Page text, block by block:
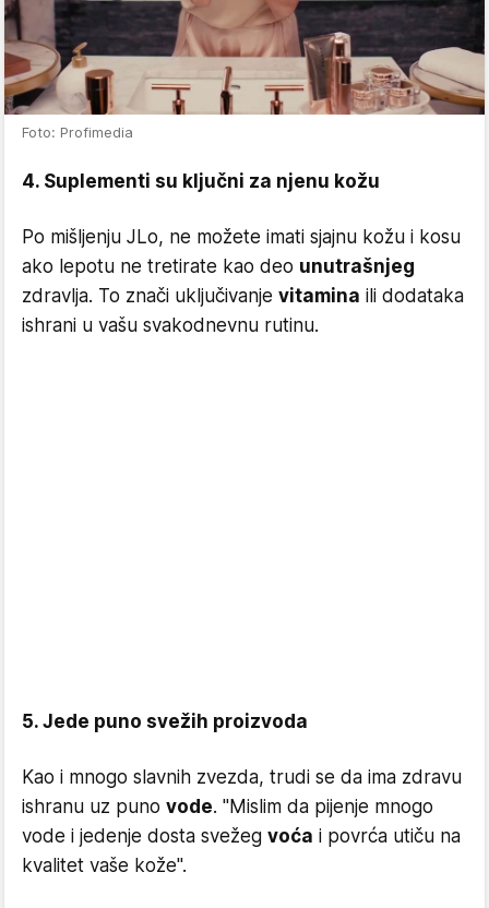
Foto: Profimedia
4. Suplementi su ključni za njenu kožu
Po mišljenju JLo, ne možete imati sjajnu kožu i kosu
ako lepotu ne tretirate kao deo unutrašnjeg
zdravlja. To znači uključivanje vitamina ili dodataka
ishrani u vašu svakodnevnu rutinu.
5. Jede puno svežih proizvoda
Kao i mnogo slavnih zvezda, trudi se da ima zdravu
ishranu uz puno vode. ''Mislim da pijenje mnogo
vode i jedenje dosta svežeg voća i povrća utiču na
kvalitet vaše kože''.